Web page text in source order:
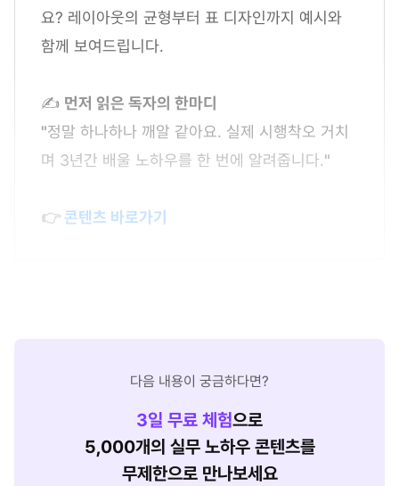
요? 레이아웃의 균형부터 표 디자인까지 예시와
함께 보여드립니다.
✍ 먼저 읽은 독자의 한마디
"정말 하나하나 깨알 같아요. 실제 시행착오 거치
며 3년간 배울 노하우를 한 번에 알려줍니다."
👉콘텐츠 바로가기
다음 내용이 궁금하다면?
3일 무료 체험으로
5,000개의 실무 노하우 콘텐츠를
무제한으로 만나보세요